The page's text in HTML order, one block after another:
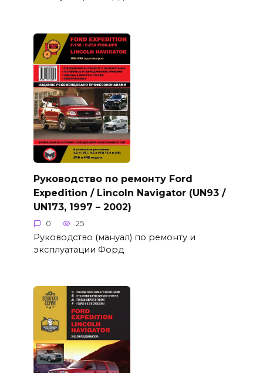
Руководство по ремонту Ford
Expedition / Lincoln Navigator (UN93 /
UN173, 1997 – 2002)
0 25
Руководство (мануал) по ремонту и
эксплуатации Форд